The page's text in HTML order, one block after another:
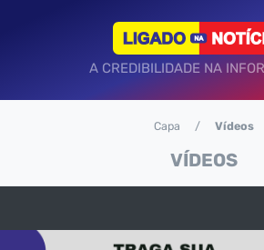
A CREDIBILIDADE NA
VÍDEOS
Capa Vídeos